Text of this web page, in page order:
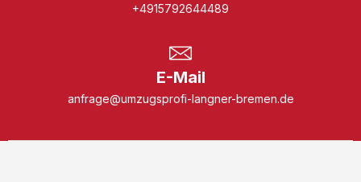
+4915792644489
E-Mail
anfrage@umzugsprofi-langner-bremen.de